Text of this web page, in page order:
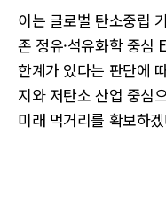
이는 글로벌 탄소중립
존 정유·석유화학 중심
한계가 있다는 판단에
지와 저탄소 산업 중심
미래 먹거리를 확보하